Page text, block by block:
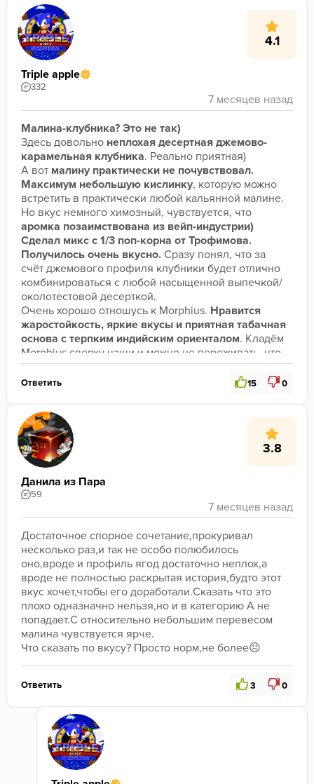
4.1
Triple apple
332
Малина-клубника? Это не так)
Здесь довольно неплохая десертная джемово-
карамельная клубника. Реально приятная)
А вот малину практически не почувствовал.
Максимум небольшую кислинку, которую можно
встретить в практически любой кальянной малине.
аромка позаимствована из вейп-индустрии)
Сделал микс с 1/3 поп-корна от Трофимова.
Получилось очень вкусно. Сразу понял, что за
счёт джемового профиля клубники будет отлично
комбинироваться с любой насыщенной выпечкой/
околотестовой десерткой.
Очень хорошо отношусь к Morphius. Нравится
жаростойкость, яркие вкусы и приятная табачная
основа с терпким индийским ориенталом. Кладём
Morphius сверху чаши и можно не переживать, что
что-то подгорит)
Меньше 4.1/5 рука не поднимается поставить, если
соло курить не планирую - слишком
Ответить 15 0
3.8
Данила из Пара
59
Достаточное спорное сочетание,прокуривал
несколько раз,и так не особо полюбилось
оно,вроде и профиль ягод достаточно неплох,а
вроде не полностью раскрытая история,будто этот
вкус хочет,чтобы его доработали.Сказать что это
плохо одназначно нельзя,но и в категорию А не
попадает.С относительно небольшим перевесом
малина чувствуется ярче.
Что сказать по вкусу? Просто норм,не более☹️
Ответить 3 0